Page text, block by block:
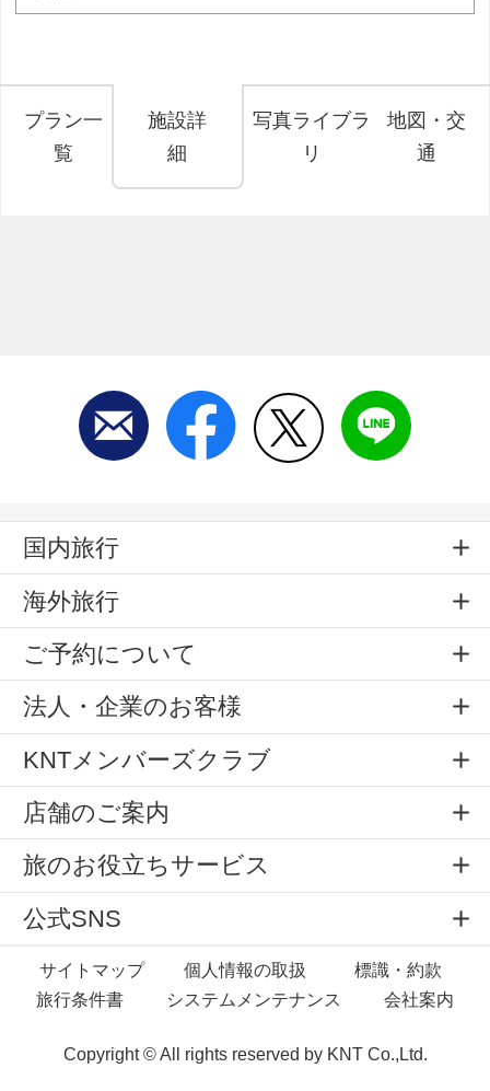
プラン一
覧
施設詳
細
写真ライブラ
リ
地図・交
通
国内旅行
海外旅行
ご予約について
法人・企業のお客様
KNTメンバーズクラブ
店舗のご案内
旅のお役立ちサービス
公式SNS
サイトマップ 個人情報の取扱
標識・約款
旅行条件書
システムメンテナンス 会社案内
Copyright © All rights reserved by KNT Co.,Ltd.